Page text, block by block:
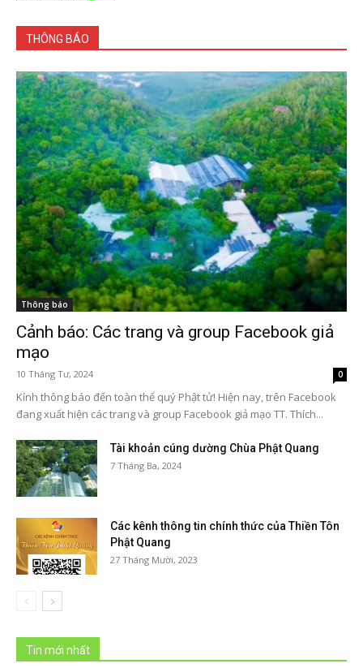
THÔNG BÁO
Thông báo
Cảnh báo: Các trang và group Facebook giả
mạo
10 Tháng Tư, 2024 0
Kính thông báo đến toàn thể quý Phật tử! Hiện nay, trên Facebook
đang xuất hiện các trang và group Facebook giả mạo TT. Thích...
Tài khoản cúng dường Chùa Phật Quang
7 Tháng Ba, 2024
Các kênh thông tin chính thức của Thiền Tôn
Phật Quang
27 Tháng Mười, 2023
Tin mới nhất